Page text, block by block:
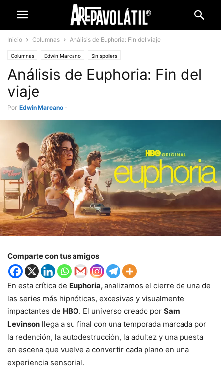
Inicio Columnas Análisis de Euphoria: Fin del viaje
Columnas Edwin Marcano Sin spoilers
Análisis de Euphoria: Fin del
viaje
Por Edwin Marcano -
Comparte con tus amigos
En esta crítica de Euphoria,analizamos el cierre de una de
las series más hipnóticas, excesivas y visualmente
impactantes de HBO. El universo creado por Sam
Levinson llega a su final con una temporada marcada por
la redención, la autodestrucción, la adultez y una puesta
en escena que vuelve a convertir cada plano en una
experiencia sensorial.